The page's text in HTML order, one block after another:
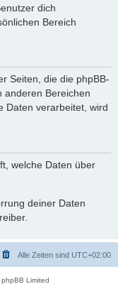
dich
Bereich
Seiten, die die phpBB-
anderen Bereichen
Daten verarbeitet, wird
welche Daten über
deiner Daten
Alle Zeiten sind UTC+02:00
Limited